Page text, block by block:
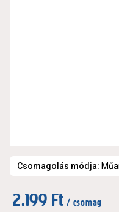
Csomagolás módja:
2.199 Ft / csomag